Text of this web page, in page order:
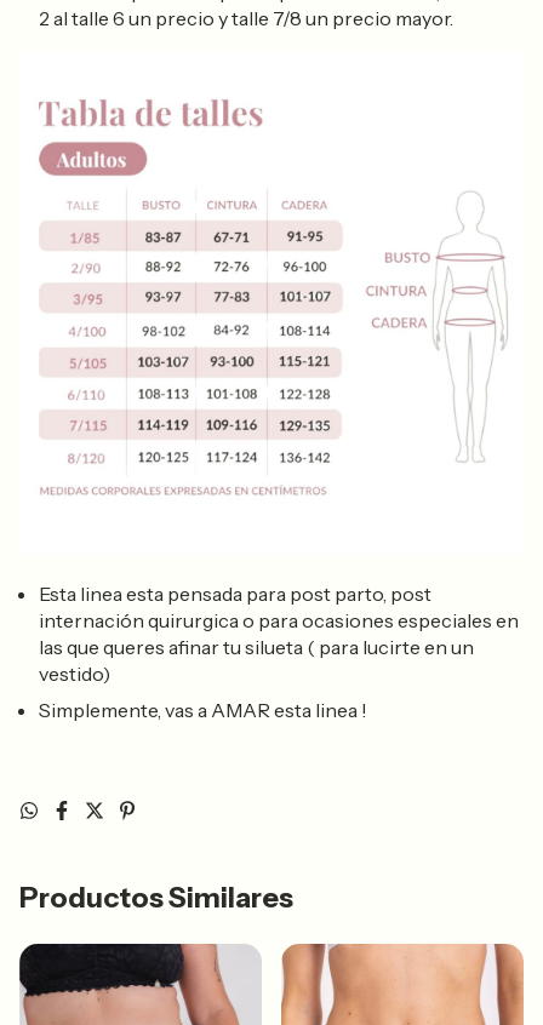
2 al talle 6 un precio y talle 7/8 un precio mayor.
Esta linea esta pensada para post parto, post
internación quirurgica o para ocasiones especiales en
las que queres afinar tu silueta ( para lucirte en un
vestido)
Simplemente, vas a AMAR esta linea !
Productos Similares